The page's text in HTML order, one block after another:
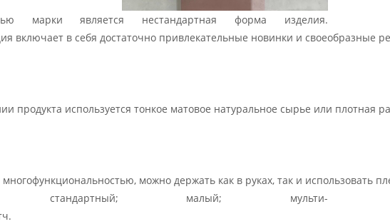
марки является нестандартная форма изделия.
включает в себя достаточно привлекательные новинки и своеобразные
продукта используется тонкое матовое натуральное сырье или
можно держать как в руках, так и использовать
малый; мульти-